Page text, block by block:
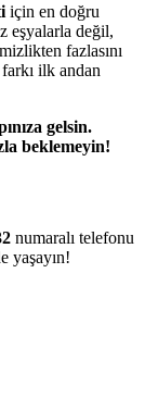
için en doğru
eşyalarla değil,
fazlasını
ilk andan
gelsin.
beklemeyin!
numaralı telefonu
yaşayın!